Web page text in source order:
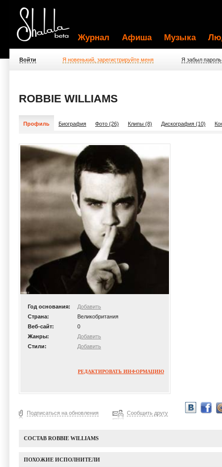
Журнал Афиша Музыка
Войти Я новенький, зарегистрируйте меня Я забыл пароль
ROBBIE WILLIAMS
Профиль Биография Фото (26) Клипы (8) Дискография (10)
Год основания:
Добавить
Страна:
Великобритания
Веб-сайт:
0
Жанры:
Добавить
Стили:
Добавить
РЕДАКТИРОВАТЬ ИНФОРМАЦИЮ
Подписаться на обновления Сообщить другу
СОСТАВ ROBBIE WILLIAMS
ПОХОЖИЕ ИСПОЛНИТЕЛИ